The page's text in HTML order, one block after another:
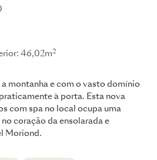
46,02m2
montanha e com o vasto domínio
à porta. Esta nova
com spa no local ocupa uma
coração da ensolarada e
Moriond.